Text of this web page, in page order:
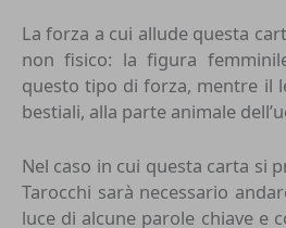
La forza a cui allude questa
non fisico: la figura
questo tipo di forza, mentre il
bestiali, alla parte animale
Nel caso in cui questa carta si
Tarocchi sarà necessario
luce di alcune parole chiave e